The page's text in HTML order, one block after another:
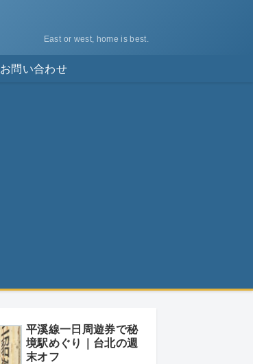
East or west, home is best.
お問い合わせ
平溪線一日周遊券で秘
境駅めぐり｜台北の週
末オフ